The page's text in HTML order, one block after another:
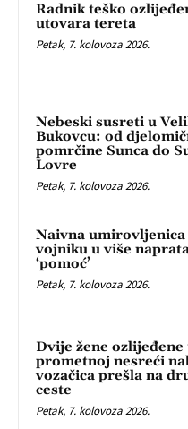
Radnik teško
utovara tereta
Petak, 7. kolovoza 2026.
Nebeski susreti u
Bukovcu: od
pomrčine Sunca do
Lovre
Petak, 7. kolovoza 2026.
Naivna umirovljenica
vojniku u više
‘pomoć’
Petak, 7. kolovoza 2026.
Dvije žene ozlijeđene
prometnoj nesreći
vozačica prešla na
ceste
Petak, 7. kolovoza 2026.